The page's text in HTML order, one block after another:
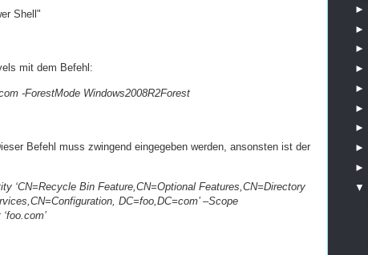
Shell"
mit dem Befehl:
-ForestMode Windows2008R2Forest
Befehl muss zwingend eingegeben werden, ansonsten ist der
‘CN=Recycle Bin Feature,CN=Optional Features,CN=Directory
DC=foo,DC=com’ –Scope
►
►
►
►
►
►
►
►
►
▼